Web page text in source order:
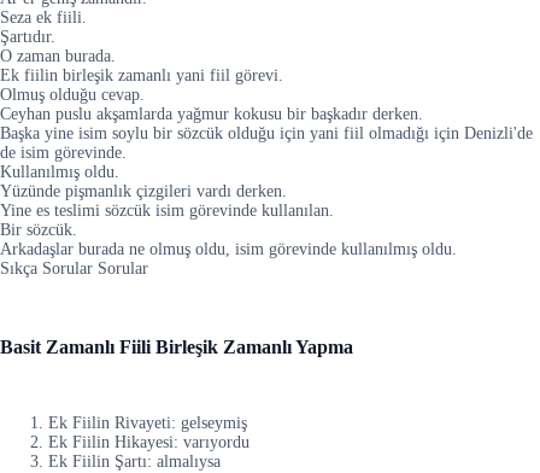
Seza ek fiili.
Şartıdır.
O zaman burada.
Ek fiilin birleşik zamanlı yani fiil görevi.
Olmuş olduğu cevap.
Ceyhan puslu akşamlarda yağmur kokusu bir başkadır derken.
Başka yine isim soylu bir sözcük olduğu için yani fiil olmadığı için Denizli'de
de isim görevinde.
Kullanılmış oldu.
Yüzünde pişmanlık çizgileri vardı derken.
Yine es teslimi sözcük isim görevinde kullanılan.
Bir sözcük.
Arkadaşlar burada ne olmuş oldu, isim görevinde kullanılmış oldu.
Sıkça Sorular Sorular
Basit Zamanlı Fiili Birleşik Zamanlı Yapma
Ek Fiilin Rivayeti: gelseymiş
Ek Fiilin Hikayesi: varıyordu
Ek Fiilin Şartı: almalıysa